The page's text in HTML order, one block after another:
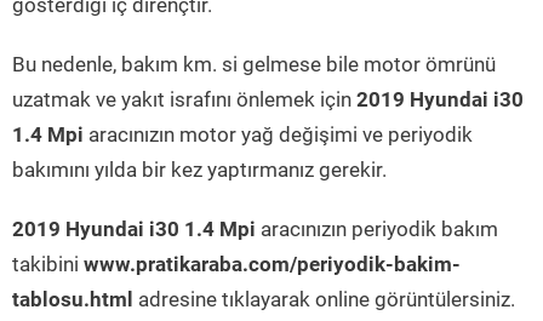
gösterdiği iç dirençtir.
Bu nedenle, bakım km. si gelmese bile motor ömrünü
uzatmak ve yakıt israfını önlemek için 2019 Hyundai i30
1.4 Mpi aracınızın motor yağ değişimi ve periyodik
bakımını yılda bir kez yaptırmanız gerekir.
2019 Hyundai i30 1.4 Mpi aracınızın periyodik bakım
takibini www.pratikaraba.com/periyodik-bakim-
tablosu.html adresine tıklayarak online görüntülersiniz.